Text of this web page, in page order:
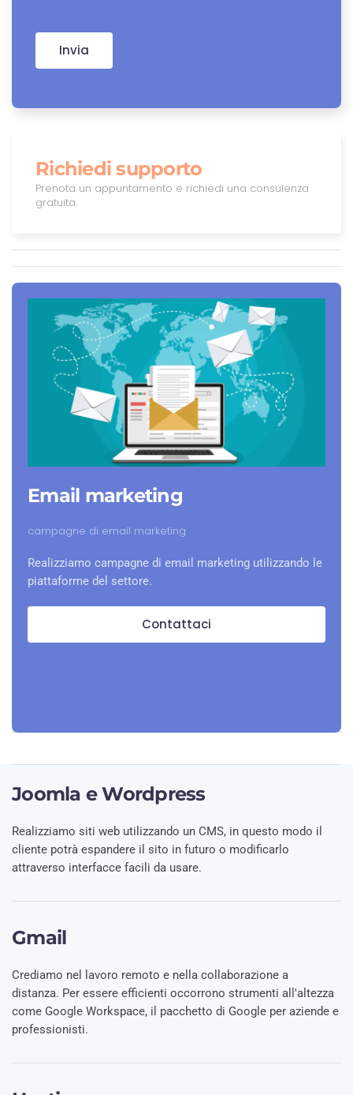
Invia
Richiedi supporto
Prenota un appuntamento e richiedi una consulenza
gratuita.
Email marketing
campagne di email marketing
Realizziamo campagne di email marketing utilizzando le
piattaforme del settore.
Contattaci
Joomla e Wordpress
Realizziamo siti web utilizzando un CMS, in questo modo il
cliente potrà espandere il sito in futuro o modificarlo
attraverso interfacce facili da usare.
Gmail
Crediamo nel lavoro remoto e nella collaborazione a
distanza. Per essere efficienti occorrono strumenti all'altezza
come Google Workspace, il pacchetto di Google per aziende e
professionisti.